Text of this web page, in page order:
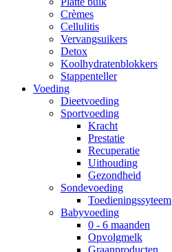
Crèmes
Cellulitis
Vervangsuikers
Detox
Koolhydratenblokkers
Stappenteller
Voeding
Dieetvoeding
Sportvoeding
Kracht
Prestatie
Recuperatie
Uithouding
Gezondheid
Sondevoeding
Toedieningssyteem
Babyvoeding
0 - 6 maanden
Opvolgmelk
Graanproducten